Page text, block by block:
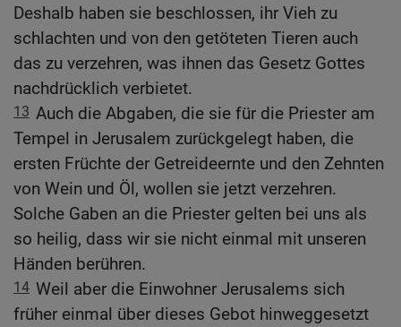
Deshalb haben sie beschlossen, ihr Vieh zu
schlachten und von den getöteten Tieren auch
das zu verzehren, was ihnen das Gesetz Gottes
nachdrücklich verbietet.
13 Auch die Abgaben, die sie für die Priester am
Tempel in Jerusalem zurückgelegt haben, die
ersten Früchte der Getreideernte und den Zehnten
von Wein und Öl, wollen sie jetzt verzehren.
Solche Gaben an die Priester gelten bei uns als
so heilig, dass wir sie nicht einmal mit unseren
Händen berühren.
14 Weil aber die Einwohner Jerusalems sich
früher einmal über dieses Gebot hinweggesetzt